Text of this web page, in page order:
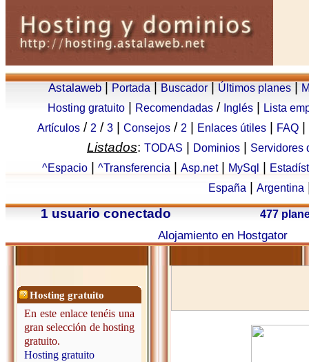
Astalaweb Portada Buscador Últimos planes
Hosting gratuito
Recomendadas / Inglés
Lista
Artículos / 2 / 3 Consejos / 2 Enlaces útiles FAQ
Listados: TODAS Dominios
Servidores
^Espacio
^Transferencia Asp.net| MySql
España
Argentina
1 usuario conectado
477
Alojamiento en Hostgator
Hosting gratuito
En este enlace tenéis una
gran selección de hosting
gratuito.
Hosting gratuito